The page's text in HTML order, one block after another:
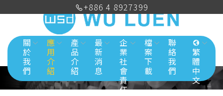
關
於
我
們
應
用
介
紹
產
品
介
紹
最
新
消
息
企
業
社
會
責
任
檔
案
下
載
聯
絡
我
們
繁
體
中
文
+886 4 8927399